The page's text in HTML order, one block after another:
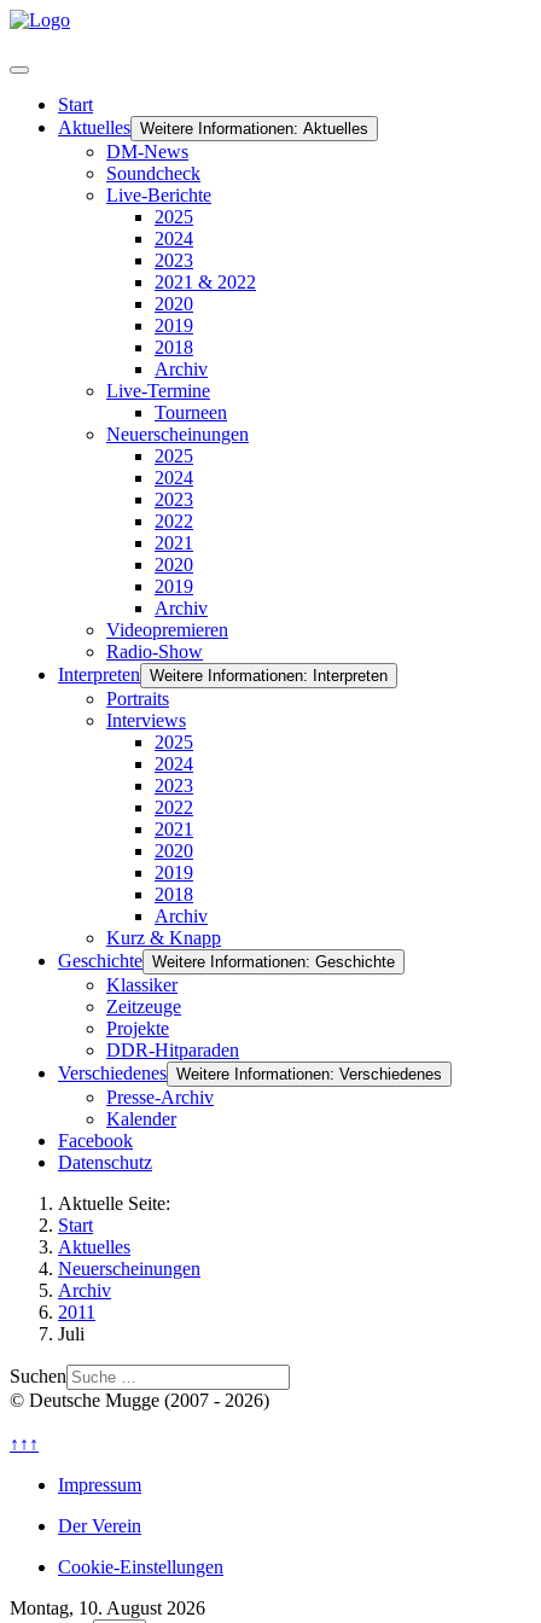
Start
Aktuelles Weitere Informationen: Aktuelles
DM-News
Soundcheck
Live-Berichte
2025
2024
2023
2021 & 2022
2020
2019
2018
Archiv
Live-Termine
Tourneen
Neuerscheinungen
2025
2024
2023
2022
2021
2020
2019
Archiv
Videopremieren
Radio-Show
Interpreten Weitere Informationen: Interpreten
Portraits
Interviews
2025
2024
2023
2022
2021
2020
2019
2018
Archiv
Kurz & Knapp
Geschichte Weitere Informationen: Geschichte
Klassiker
Zeitzeuge
Projekte
DDR-Hitparaden
Verschiedenes Weitere Informationen: Verschiedenes
Presse-Archiv
Kalender
Facebook
Datenschutz
Aktuelle Seite:
Start
Aktuelles
Neuerscheinungen
Archiv
2011
Juli
Suchen
© Deutsche Mugge (2007 - 2026)
↑↑↑
Impressum
Der Verein
Cookie-Einstellungen
Montag, 10. August 2026